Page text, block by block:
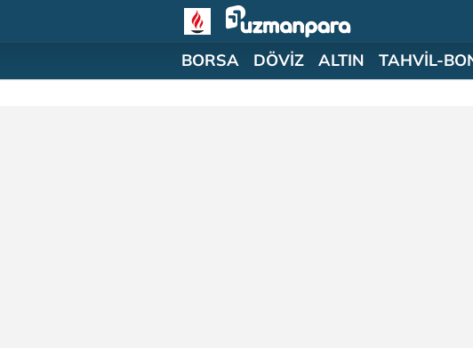
BORSA DÖVİZ ALTIN TAHVİL-